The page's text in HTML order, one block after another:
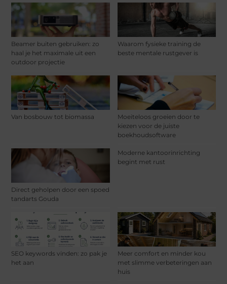
Beamer buiten gebruiken: zo
haal je het maximale uit een
outdoor projectie
Waarom fysieke training de
beste mentale rustgever is
Van bosbouw tot biomassa
Moeiteloos groeien door te
kiezen voor de juiste
boekhoudsoftware
Direct geholpen door een spoed
tandarts Gouda
Moderne kantoorinrichting
begint met rust
SEO keywords vinden: zo pak je
het aan
Meer comfort en minder kou
met slimme verbeteringen aan
huis